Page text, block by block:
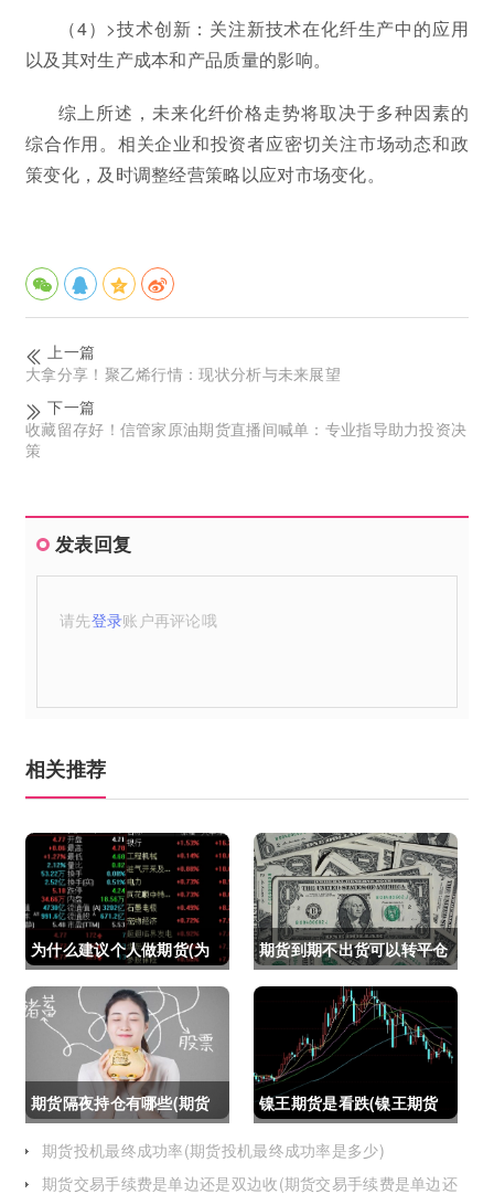
（4）>技术创新：关注新技术在化纤生产中的应用
以及其对生产成本和产品质量的影响。
综上所述，未来化纤价格走势将取决于多种因素的
综合作用。相关企业和投资者应密切关注市场动态和政
策变化，及时调整经营策略以应对市场变化。
上一篇
大拿分享！聚乙烯行情：现状分析与未来展望
下一篇
收藏留存好！信管家原油期货直播间喊单：专业指导助力投资决
策
发表回复
请先登录账户再评论哦
相关推荐
为什么建议个人做期货(为
什么建议个人做期货交易)
期货到期不出货可以转平仓
吗吗(期货如果到期不平仓
怎么办)
期货隔夜持仓有哪些(期货
隔夜持仓有哪些风险)
镍王期货是看跌(镍王期货
是看跌还是看涨)
期货投机最终成功率(期货投机最终成功率是多少)
期货交易手续费是单边还是双边收(期货交易手续费是单边还